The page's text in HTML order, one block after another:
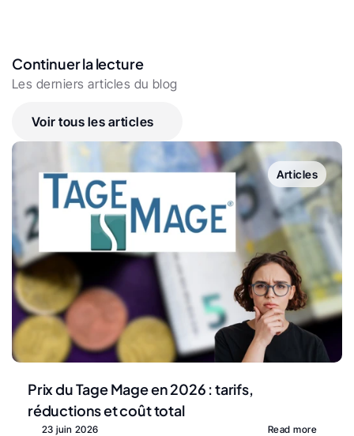
Continuer la lecture
Les derniers articles du blog
Voir tous les articles
Articles
Prix du Tage Mage en 2026 : tarifs,
réductions et coût total
23 juin 2026 Read more